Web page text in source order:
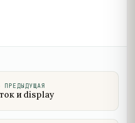
ПРЕДЫДУЩАЯ
и display